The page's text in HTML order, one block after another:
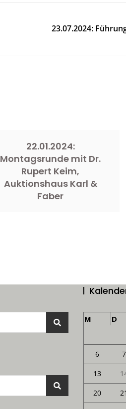
23.07.2024:
22.01.2024:
Montagsrunde mit Dr.
Rupert Keim,
Auktionshaus Karl &
Faber
M D
6 7
13
20 21